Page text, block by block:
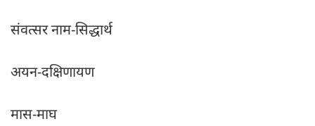
संवत्सर नाम-सिद्धार्थ
अयन-दक्षिणायण
मास-माघ